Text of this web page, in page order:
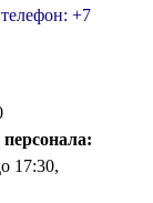
+7
17:30,